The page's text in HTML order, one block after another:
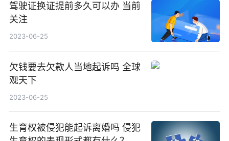
驾驶证换证提前多久可以办 当前
关注
2023-06-25
欠钱要去欠款人当地起诉吗 全球
观天下
2023-06-25
生育权被侵犯能起诉离婚吗 侵犯